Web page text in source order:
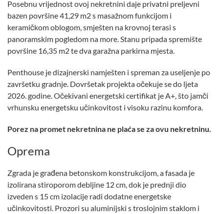
Posebnu vrijednost ovoj nekretnini daje privatni preljevni
bazen površine 41,29 m2 s masažnom funkcijom i
keramičkom oblogom, smješten na krovnoj terasi s
panoramskim pogledom na more. Stanu pripada spremište
površine 16,35 m2 te dva garažna parkirna mjesta.
Penthouse je dizajnerski namješten i spreman za useljenje po
završetku gradnje. Dovršetak projekta očekuje se do ljeta
2026. godine. Očekivani energetski certifikat je A+, što jamči
vrhunsku energetsku učinkovitost i visoku razinu komfora.
Porez na promet nekretnina ne plaća se za ovu nekretninu.
Oprema
Zgrada je građena betonskom konstrukcijom, a fasada je
izolirana stiroporom debljine 12 cm, dok je prednji dio
izveden s 15 cm izolacije radi dodatne energetske
učinkovitosti. Prozori su aluminijski s troslojnim staklom i